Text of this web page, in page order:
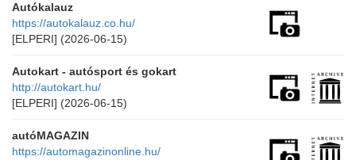
Autókalauz
https://autokalauz.co.hu/
[ELPERI] (2026-06-15)
Autokart - autósport és gokart
http://autokart.hu/
[ELPERI] (2026-06-15)
autóMAGAZIN
https://automagazinonline.hu/